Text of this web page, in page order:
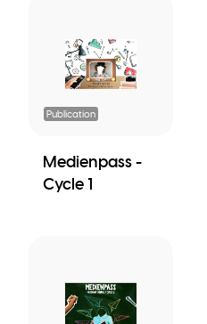
Publication
Medienpass -
Cycle 1